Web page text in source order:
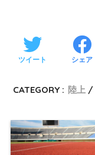
ツイート シェア
CATEGORY : 陸上